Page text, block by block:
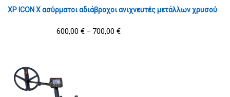
XP ICON X ασύρματοι αδιάβροχοι ανιχνευτές μετάλλων χρυσού
600,00 € – 700,00 €